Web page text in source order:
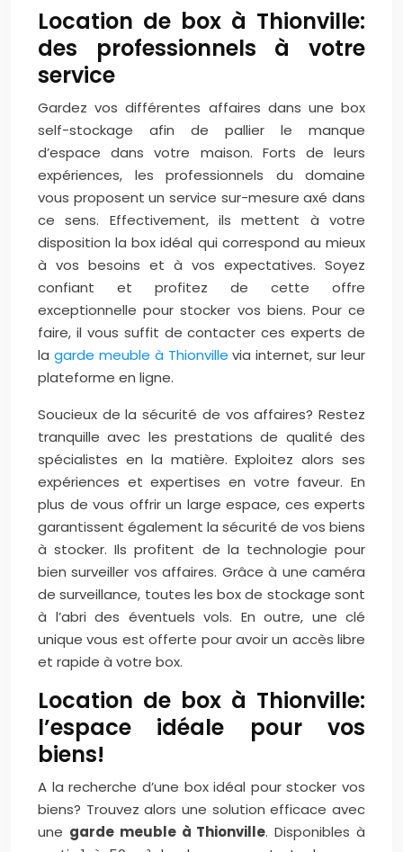
Location de box à Thionville:
des professionnels à votre
service
Gardez vos différentes affaires dans une box
self-stockage afin de pallier le manque
d’espace dans votre maison. Forts de leurs
expériences, les professionnels du domaine
vous proposent un service sur-mesure axé dans
ce sens. Effectivement, ils mettent à votre
disposition la box idéal qui correspond au mieux
à vos besoins et à vos expectatives. Soyez
confiant et profitez de cette offre
exceptionnelle pour stocker vos biens. Pour ce
faire, il vous suffit de contacter ces experts de
la garde meuble à Thionville via internet, sur leur
plateforme en ligne.
Soucieux de la sécurité de vos affaires? Restez
tranquille avec les prestations de qualité des
spécialistes en la matière. Exploitez alors ses
expériences et expertises en votre faveur. En
plus de vous offrir un large espace, ces experts
garantissent également la sécurité de vos biens
à stocker. Ils profitent de la technologie pour
bien surveiller vos affaires. Grâce à une caméra
de surveillance, toutes les box de stockage sont
à l’abri des éventuels vols. En outre, une clé
unique vous est offerte pour avoir un accès libre
et rapide à votre box.
Location de box à Thionville:
l’espace idéale pour vos
biens!
A la recherche d’une box idéal pour stocker vos
biens? Trouvez alors une solution efficace avec
une garde meuble à Thionville. Disponibles à